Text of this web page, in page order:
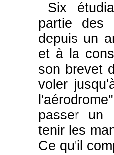
Six
partie des
depuis un
et à la
son brevet
voler
passer un
tenir les
Ce qu'il